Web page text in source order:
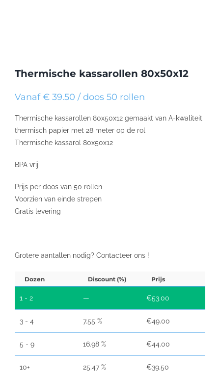
Thermische kassarollen 80x50x12
Vanaf € 39.50 / doos 50 rollen
Thermische kassarollen 80x50x12 gemaakt van A-kwaliteit
thermisch papier met 28 meter op de rol
Thermische kassarol 80x50x12
BPA vrij
Prijs per doos van 50 rollen
Voorzien van einde strepen
Gratis levering
Grotere aantallen nodig? Contacteer ons !
Dozen Discount (%) Prijs
1 - 2 — €53.00
3 - 4 7.55 % €49.00
5 - 9 16.98 % €44.00
10+ 25.47 % €39.50